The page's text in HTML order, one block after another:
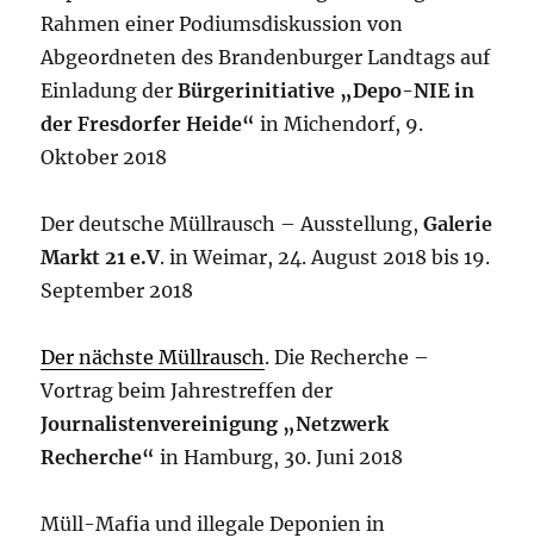
Rahmen einer Podiumsdiskussion von
Abgeordneten des Brandenburger Landtags auf
Einladung derBürgerinitiative „Depo-NIE in
der Fresdorfer Heide“ in Michendorf, 9.
Oktober 2018
Der deutsche Müllrausch – Ausstellung,Galerie
Markt 21 e.V. in Weimar, 24. August 2018 bis 19.
September 2018
Der nächste Müllrausch. Die Recherche –
Vortrag beim Jahrestreffen der
Journalistenvereinigung „Netzwerk
Recherche“ in Hamburg, 30. Juni 2018
Müll-Mafia und illegale Deponien in